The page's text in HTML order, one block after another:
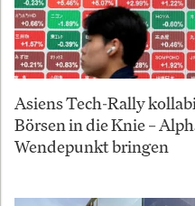
Asiens Tech-Rally
Börsen in die Knie –
Wendepunkt bringen